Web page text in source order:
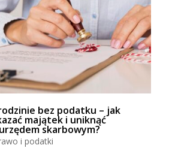
bez podatku – jak
majątek i uniknąć
skarbowym?
i podatki